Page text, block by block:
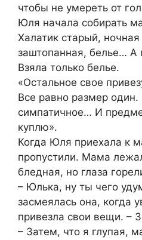
чтобы не умереть от
Юля начала собирать
Халатик старый,
заштопанная, белье… А
Взяла только белье.
«Остальное свое
Все равно размер
симпатичное… И
куплю».
Когда Юля приехала к
пропустили. Мама
бледная, но глаза
– Юлька, ну ты чего
засмеялась она, когда
привезла свои вещи. –
– Затем, что я глупая,